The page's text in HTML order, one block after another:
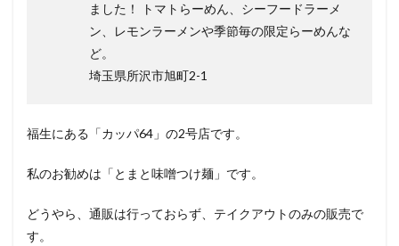
NOODLE）
の「お持ち
帰り とまと
麺」まとめ
ました！ トマトらーめん、シーフードラーメ
ン、レモンラーメンや季節毎の限定らーめんな
ど。
埼玉県所沢市旭町2-1
福生にある「カッパ64」の2号店です。
私のお勧めは「とまと味噌つけ麺」です。
どうやら、通販は行っておらず、テイクアウトのみの販売で
す。